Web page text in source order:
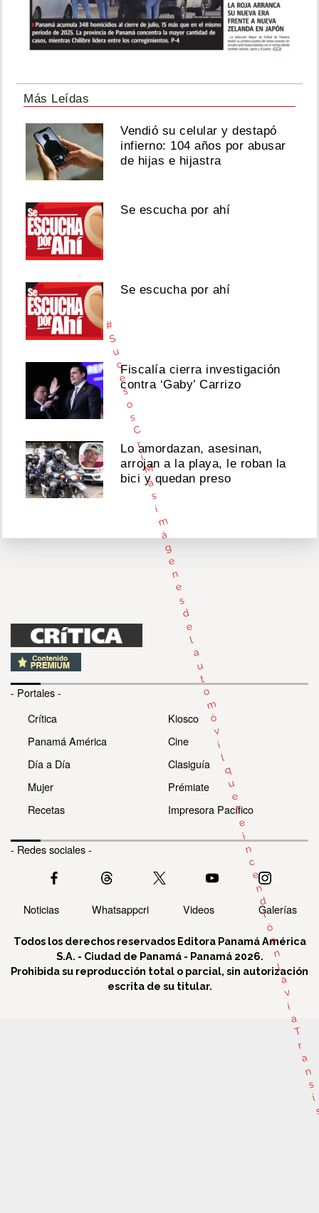
Agosto
06,
Ver
esta
publicación
Instagram
#
S
u
c
e
s
o
s
C
r
i
M
á
s
i
m
á
g
e
n
e
s
d
e
l
a
u
t
o
m
ó
v
i
l
q
u
e
s
e
i
n
c
e
n
d
i
ó
e
n
l
a
v
í
a
T
r
a
n
s
í
Más Leídas
Vendió su celular y destapó
infierno: 104 años por abusar
de hijas e hijastra
Se escucha por ahí
Se escucha por ahí
Fiscalía cierra investigación
contra ‘Gaby’ Carrizo
Lo amordazan, asesinan,
arrojan a la playa, le roban la
bici y quedan preso
- Portales -
Crítica
Panamá América
Día a Día
Mujer
Recetas
Kiosco
Cine
Clasiguía
Prémiate
Impresora Pacífico
- Redes sociales -
Noticias Whatsappcri Videos Galerías
Todos los derechos reservados Editora Panamá América
S.A. - Ciudad de Panamá - Panamá 2026.
Prohibida su reproducción total o parcial, sin autorización
escrita de su titular.